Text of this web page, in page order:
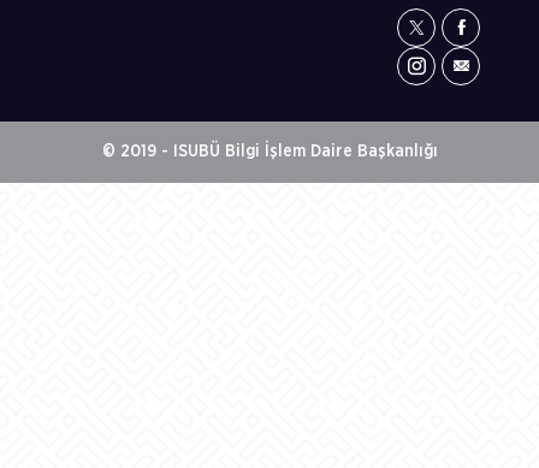
© 2019 - ISUBÜ Bilgi İşlem Daire Başkanlığı